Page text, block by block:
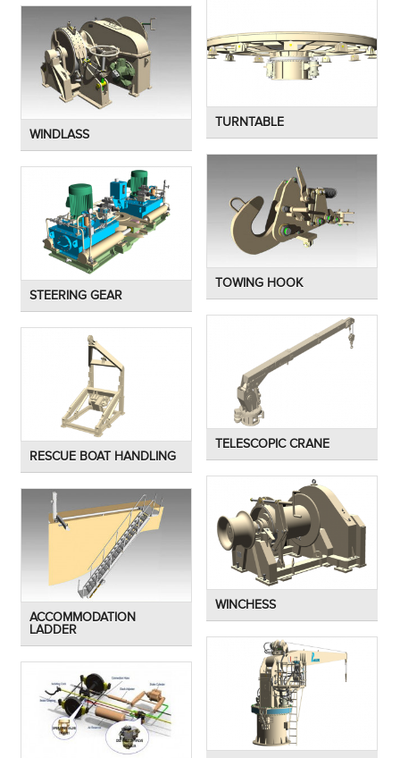
TURNTABLE
WINDLASS
TOWING HOOK
STEERING GEAR
TELESCOPIC CRANE
RESCUE BOAT HANDLING
WINCHESS
ACCOMMODATION
LADDER